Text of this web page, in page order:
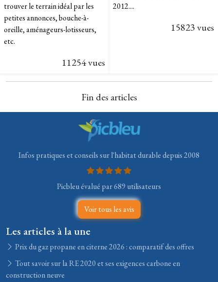
trouver le terrain idéal par les
petites annonces, bouche-à-
oreille, aménageurs-lotisseurs,
etc.
11254 vues
2012....
15823 vues
Fin des articles
Infos pratiques et conseils sur l'habitat durable depuis 2008
Picbleu évalué par 689 utilisateurs
Voir tous les avis
Les articles à la une
Prix du gaz propane en citerne 2026 : comparatif des offres
Tout savoir sur la RE 2020 et ses exigences carbone en
construction neuve